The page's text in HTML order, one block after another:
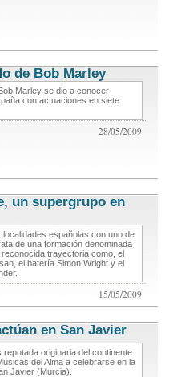
de Bob Marley
Marley se dio a conocer
con actuaciones en siete
28/05/2009
un supergrupo en
musica
españolas con uno de
de una formación denominada
trayectoria como, el
el batería Simon Wright y el
15/05/2009
en San Javier
originaria del continente
del Alma a celebrarse en la
Javier (Murcia).